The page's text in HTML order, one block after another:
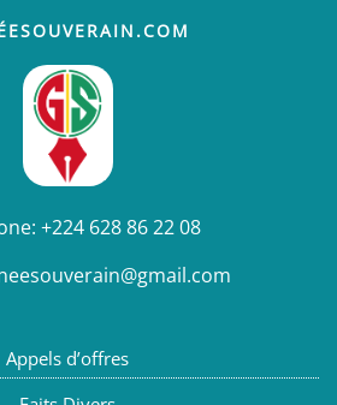
+224 628 86 22 08
Appels d’offres